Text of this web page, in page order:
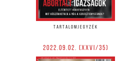
TARTALOMJEGYZÉK
2022.09.02. (XXVI/35)